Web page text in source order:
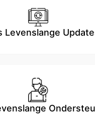
Levenslange